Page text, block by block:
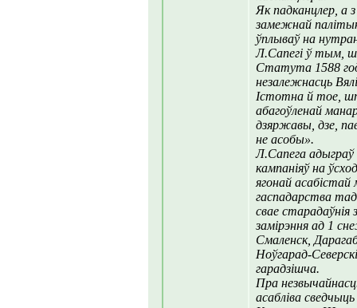
Як падканцлер, а
замежнай
ўплываў на
Л.Сапегі ў тым,
Статута 1588
незалежнасць
Істотна й тое,
абагоўленай
дзяржавы, дзе,
не асобы».
Л.Сапега адыграў
кампаніяў на
ягонай
гаспадарства
свае старадаўнія
замірэння ад 1
Смаленск,
Ноўгарад-
гарадзішча.
Пра
асабліва